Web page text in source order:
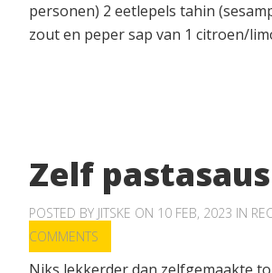
personen) 2 eetlepels tahin
zout en peper sap van 1 citroen/
Zelf
POSTED BY JITSKE ON 10 FEB, 2023 IN
COMMENTS